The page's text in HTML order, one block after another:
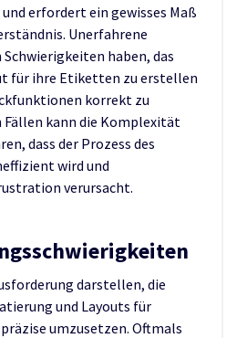
erfordert ein gewisses Maß
Unerfahrene
haben, das
für ihre Etiketten zu erstellen
korrekt zu
Fällen kann die Komplexität
dass der Prozess des
wird und
verursacht.
darstellen, die
und Layouts für
umzusetzen. Oftmals